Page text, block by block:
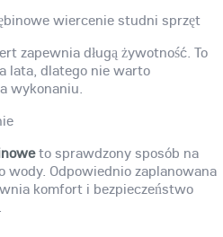
zapewnia długą żywotność. To
lata, dlatego nie warto
wykonaniu.
to sprawdzony sposób na
wody. Odpowiednio zaplanowana
komfort i bezpieczeństwo